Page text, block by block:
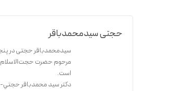
حجتی سیدمحمدباقر
سيدمحمدباقر حجتى در پنجم اسفند ماه 1311 در خانواده علم و
مرحوم حضرت حجت‌الاسلام
است.
دكتر سيد محمدباقر حجتي-